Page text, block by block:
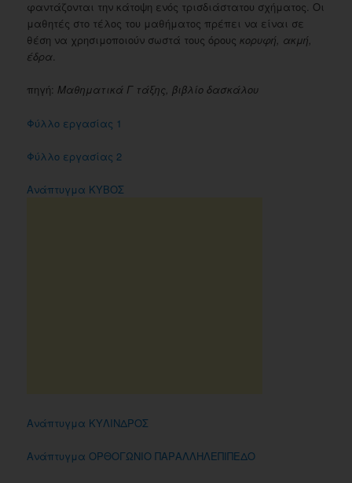
φαντάζονται την κάτοψη ενός τρισδιάστατου σχήματος. Οι
μαθητές στο τέλος του μαθήματος πρέπει να είναι σε
θέση να χρησιμοποιούν σωστά τους όρουςκορυφή, ακμή,
έδρα.
πηγή:Μαθηματικά Γ τάξης, βιβλίο δασκάλου
Φύλλο εργασίας 1
Φύλλο εργασίας 2
Ανάπτυγμα ΚΥΒΟΣ
Ανάπτυγμα ΚΥΛΙΝΔΡΟΣ
Ανάπτυγμα ΟΡΘΟΓΩΝΙΟ ΠΑΡΑΛΛΗΛΕΠΙΠΕΔΟ